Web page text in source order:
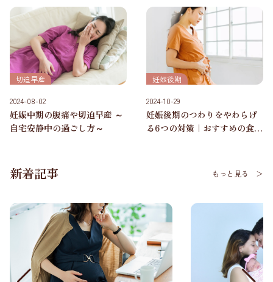
切迫早産
2024-08-02
妊娠中期の腹痛や切迫早産 ～
自宅安静中の過ごし方～
妊娠後期
2024-10-29
妊娠後期のつわりをやわらげ
る6つの対策｜おすすめの食事
新着記事 もっと見る ＞